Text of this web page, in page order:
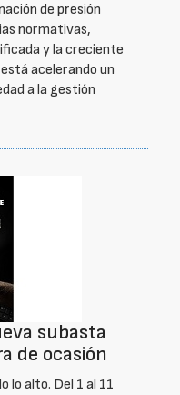
de presión
normativas,
y la creciente
acelerando un
a la gestión
subasta
de ocasión
lo alto. Del 1 al 11